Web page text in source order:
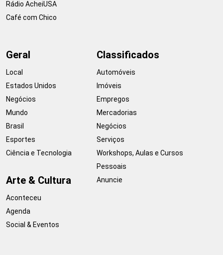
Rádio AcheiUSA
Café com Chico
Geral
Local
Estados Unidos
Negócios
Mundo
Brasil
Esportes
Ciência e Tecnologia
Arte & Cultura
Aconteceu
Agenda
Social & Eventos
Classificados
Automóveis
Imóveis
Empregos
Mercadorias
Negócios
Serviços
Workshops, Aulas e Cursos
Pessoais
Anuncie